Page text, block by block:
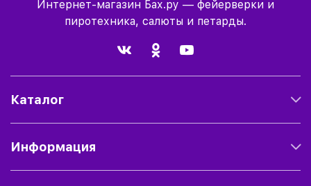
Интернет-магазин Бах.ру — фейерверки и
пиротехника, салюты и петарды.
Каталог
Информация